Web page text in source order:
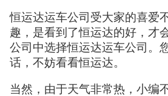
恒运达运车公司受大家的喜爱
趣，是看到了恒运达的好，才
公司中选择恒运达运车公司。
话，不妨看看恒运达。
当然，由于天气非常热，小编